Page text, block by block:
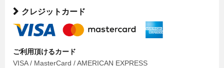
クレジットカード
ご利用頂けるカード
VISA / MasterCard / AMERICAN EXPRESS